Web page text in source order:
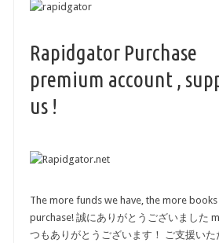
Rapidgator Purchase
premium account ,
us !
The more funds we have, the more books
purchase! 誠にありがとうございました
つもありがとうございます！ ご支援いた